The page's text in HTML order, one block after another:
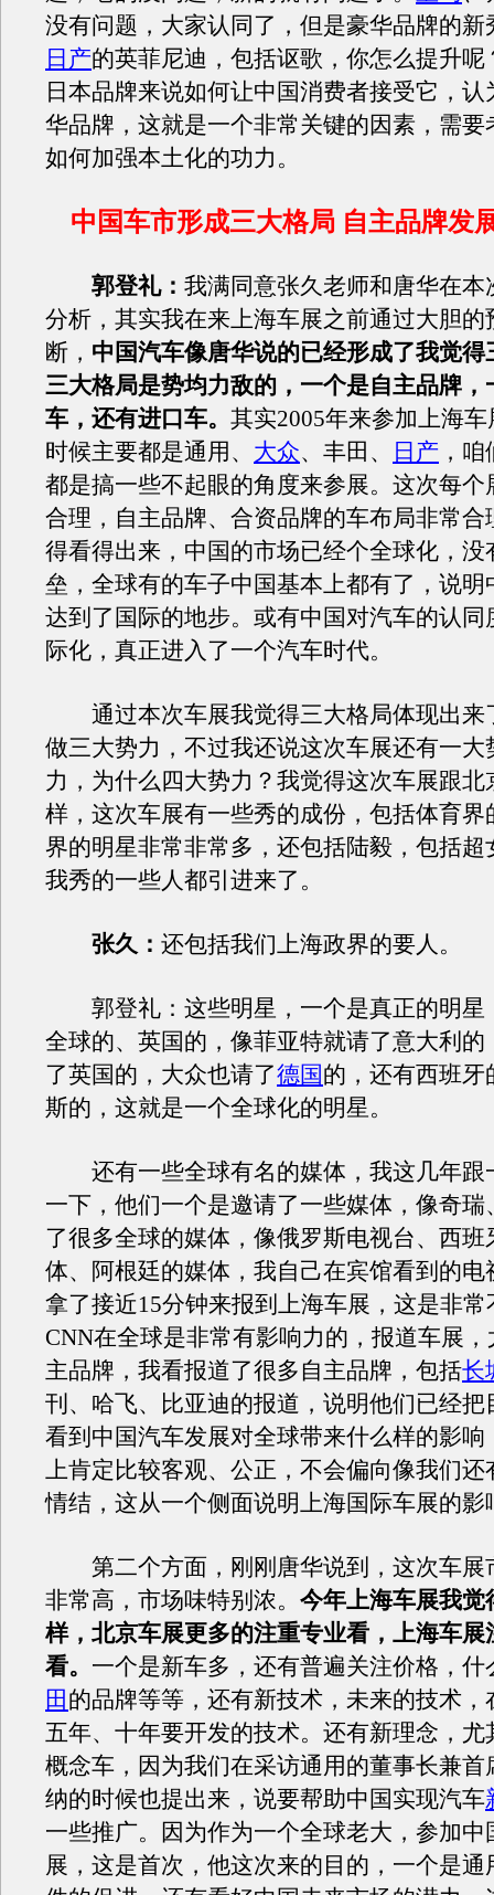
没有问题，大家认同了，但是豪华品牌的新
日产的英菲尼迪，包括讴歌，你怎么提升呢
日本品牌来说如何让中国消费者接受它，认
华品牌，这就是一个非常关键的因素，需要
如何加强本土化的功力。
中国车市形成三大格局 自主品牌发
郭登礼： 我满同意张久老师和唐华在本
分析，其实我在来上海车展之前通过大胆的
断， 中国汽车像唐华说的已经形成了我觉得
三大格局是势均力敌的，一个是自主品牌，
车，还有进口车。 其实2005年来参加上海
时候主要都是通用、 大众、丰田、 日产 ，
都是搞一些不起眼的角度来参展。这次每个
合理，自主品牌、合资品牌的车布局非常合
得看得出来，中国的市场已经个全球化，没
垒，全球有的车子中国基本上都有了，说明
达到了国际的地步。或有中国对汽车的认同
际化，真正进入了一个汽车时代。
通过本次车展我觉得三大格局体现出来
做三大势力，不过我还说这次车展还有一大
力，为什么四大势力？我觉得这次车展跟北
样，这次车展有一些秀的成份，包括体育界
界的明星非常非常多，还包括陆毅，包括超
我秀的一些人都引进来了。
张久： 还包括我们上海政界的要人。
郭登礼：这些明星，一个是真正的明星
全球的、英国的，像菲亚特就请了意大利的
了英国的，大众也请了德国的，还有西班牙
斯的，这就是一个全球化的明星。
还有一些全球有名的媒体，我这几年跟
一下，他们一个是邀请了一些媒体，像奇瑞
了很多全球的媒体，像俄罗斯电视台、西班
体、阿根廷的媒体，我自己在宾馆看到的电
拿了接近15分钟来报到上海车展，这是非常
CNN在全球是非常有影响力的，报道车展
主品牌，我看报道了很多自主品牌，包括长
刊、哈飞、比亚迪的报道，说明他们已经把
看到中国汽车发展对全球带来什么样的影响
上肯定比较客观、公正，不会偏向像我们还
情结，这从一个侧面说明上海国际车展的影
第二个方面，刚刚唐华说到，这次车展
非常高，市场味特别浓。 今年上海车展我觉
样，北京车展更多的注重专业看，上海车展
看。 一个是新车多，还有普遍关注价格，什
田 的品牌等等，还有新技术，未来的技术，
五年、十年要开发的技术。还有新理念，尤
概念车，因为我们在采访通用的董事长兼首
纳的时候也提出来，说要帮助中国实现汽车
一些推广。因为作为一个全球老大，参加中
展，这是首次，他这次来的目的，一个是通